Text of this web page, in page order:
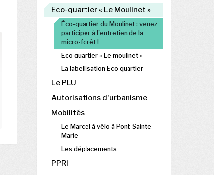
Eco-quartier « Le Moulinet »
Éco-quartier du Moulinet : venez
participer à l'entretien de la
micro-forêt !
Eco quartier « Le moulinet »
La labellisation Eco quartier
Le PLU
Autorisations d'urbanisme
Mobilités
Le Marcel à vélo à Pont-Sainte-
Marie
Les déplacements
PPRI